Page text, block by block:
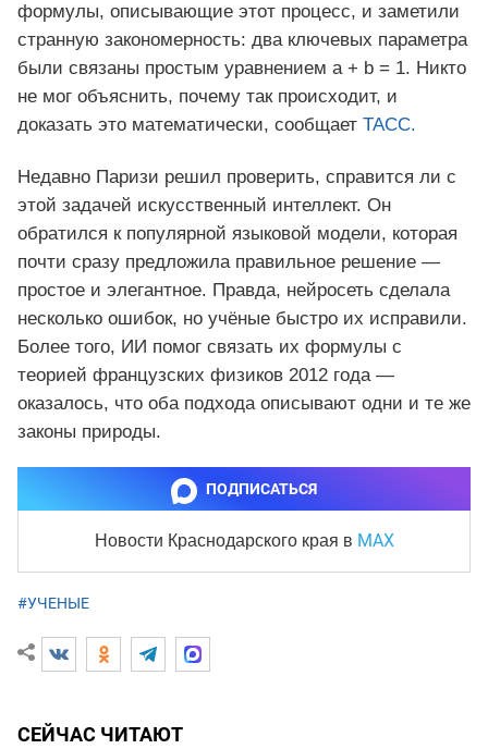
формулы, описывающие этот процесс, и заметили
странную закономерность: два ключевых параметра
были связаны простым уравнением a + b = 1. Никто
не мог объяснить, почему так происходит, и
доказать это математически, сообщает ТАСС.
Недавно Паризи решил проверить, справится ли с
этой задачей искусственный интеллект. Он
обратился к популярной языковой модели, которая
почти сразу предложила правильное решение —
простое и элегантное. Правда, нейросеть сделала
несколько ошибок, но учёные быстро их исправили.
Более того, ИИ помог связать их формулы с
теорией французских физиков 2012 года —
оказалось, что оба подхода описывают одни и те же
законы природы.
ПОДПИСАТЬСЯ
Новости Краснодарского края в MAX
#УЧЕНЫЕ
СЕЙЧАС ЧИТАЮТ